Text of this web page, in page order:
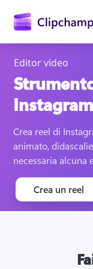
principale
Accedi
Editor video
Instagram
Crea reel di
animato,
necessaria alcuna
Crea un reel